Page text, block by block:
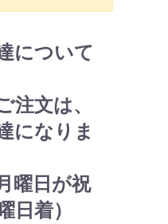
について
注文は、
になりま
曜日が祝
日着）